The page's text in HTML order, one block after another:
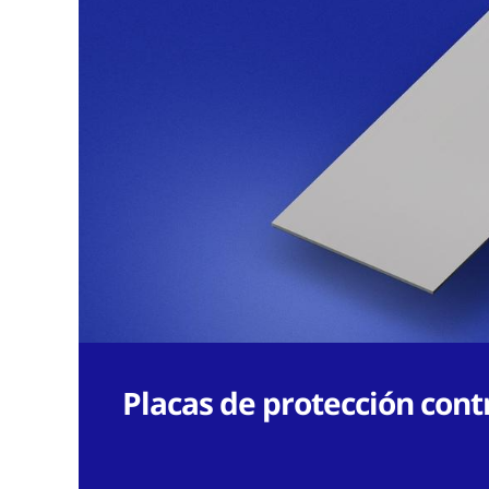
Placas de protección